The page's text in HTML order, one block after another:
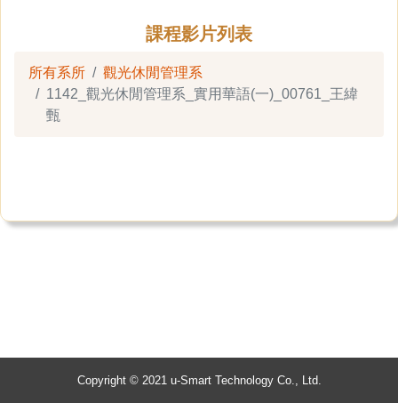
課程影片列表
所有系所
觀光休閒管理系
1142_觀光休閒管理系_實用華語(一)_00761_王緯
甄
Copyright © 2021 u-Smart Technology Co., Ltd.